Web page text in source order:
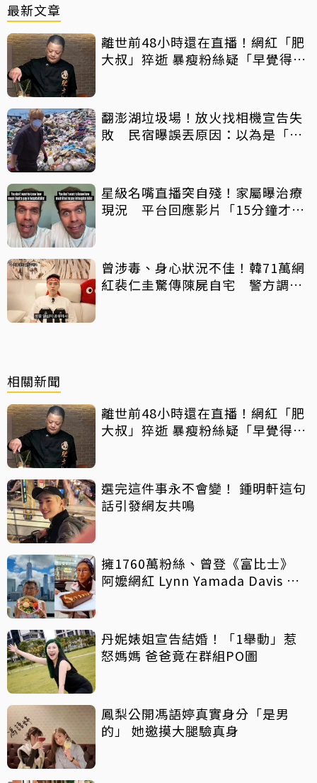
最新文章
離世前48小時還在直播！網紅「肥
大叔」猝逝 暴瘦粉絲疑「早覺得不
翻澎湖垃圾場！放火找相機宣告失
敗 民宿曝誤丟原因：以為是「按
星級名嘴直播突自殘！家屬曝治療
現況 平台回應影片「15分鐘才下
曾涉毒、身心狀況不佳！韓71萬網
紅裴仁圭驚傳陳屍自宅 警方調查
相關新聞
離世前48小時還在直播！網紅「肥
大叔」猝逝 暴瘦粉絲疑「早覺得不
選完這件事永不會變！ 鍾明軒這句
話引發網友共鳴
擁1760萬粉絲、曾登《富比士》
阿嬤網紅 Lynn Yamada Davis 驚
丹妮婊姐宣告結婚！「1舉動」惹
怒媽媽 爸爸竟在群組PO圖
鳳梨公開馮語婷真實身分「是男
的」 她邀摸大腿驗真身